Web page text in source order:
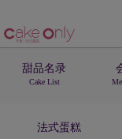
甜品名录
Cake List
法式蛋糕